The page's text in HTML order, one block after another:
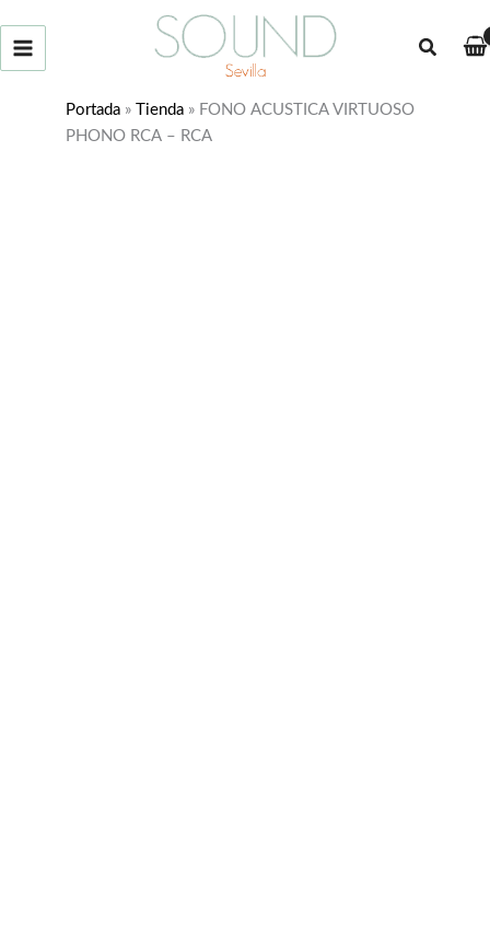
Buscar
Portada » Tienda » FONO ACUSTICA VIRTUOSO
PHONO RCA – RCA